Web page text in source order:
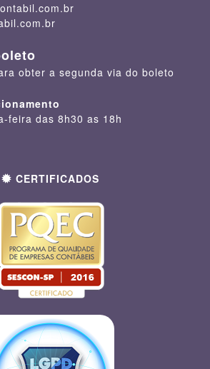
obter a segunda via do boleto
feira das 8h30 as 18h
CERTIFICADOS